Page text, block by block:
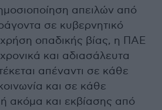
απειλών από
σε κυβερνητικό
οπαδικής βίας, η ΠΑΕ
και αδιασάλευτα
απέναντι σε κάθε
και σε κάθε
ακόμα και εκβίασης από